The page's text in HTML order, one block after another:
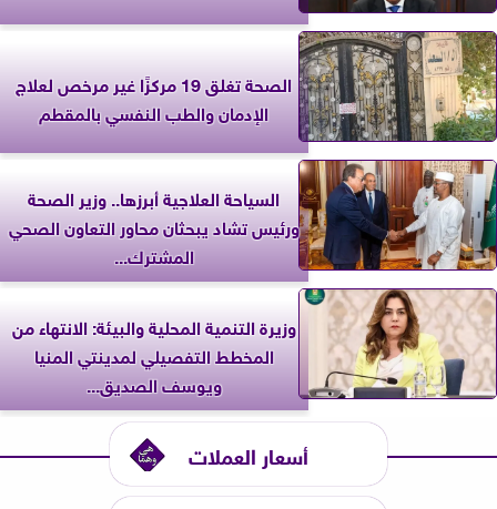
الصحة تغلق 19 مركزًا غير مرخص لعلاج
الإدمان والطب النفسي بالمقطم
السياحة العلاجية أبرزها.. وزير الصحة
ورئيس تشاد يبحثان محاور التعاون الصحي
المشترك...
وزيرة التنمية المحلية والبيئة: الانتهاء من
المخطط التفصيلي لمدينتي المنيا
ويوسف الصديق...
أسعار العملات